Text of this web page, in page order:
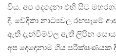
විය. අප දෙදෙනා එහි සිට
දී, වේදිකා නාට්‍යවල රඟපෑමේ
ඇති දැන්වීම්වල ඇති ලිපින
අප දෙදෙනාම ගිය පරීක්ෂණයක